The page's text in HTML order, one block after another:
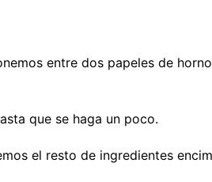
entre dos papeles de
que se haga un poco.
el resto de ingredientes